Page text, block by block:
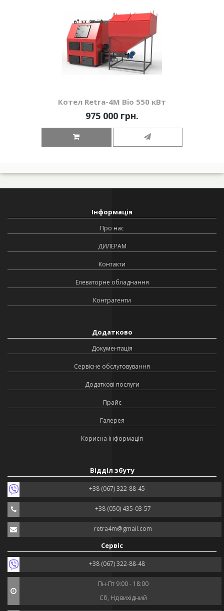
Котел Retra-4М Bio 550 кВт
975 000 грн.
Інформація
Про нас
ДИЛЕРАМ
Контакти
Елеваторне обладнання
Контрагенти
Додатково
Документація
Сервісне обслуговування
Додаткові послуги
Прайс
Галерея
Корисна інформація
Відділ збуту
+38 (067) 322-88-45
+38 (050) 435-03-57
retra4m@gmail.com
Сервіс
+38 (067) 322-88-48
Пн-Пт 9:00 - 18:00
Сб, Нд вихідний